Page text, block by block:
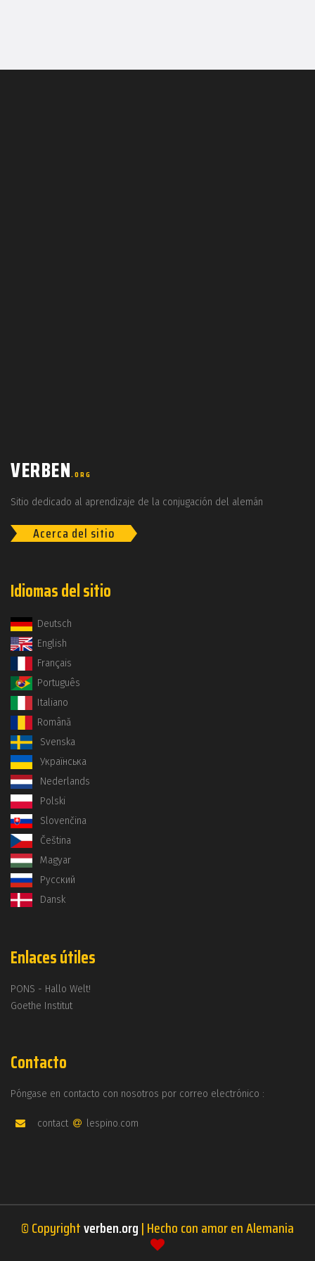
VERBEN.ORG
Sitio dedicado al aprendizaje de la conjugación del alemán
Acerca del sitio
Idiomas del sitio
Deutsch
English
Français
Português
Italiano
Română
Svenska
Українська
Nederlands
Polski
Slovenčina
Čeština
Magyar
Русский
Dansk
Enlaces útiles
PONS - Hallo Welt!
Goethe Institut
Contacto
Póngase en contacto con nosotros por correo electrónico :
contact lespino.com
© Copyrightverben.org| Hecho con amor en Alemania